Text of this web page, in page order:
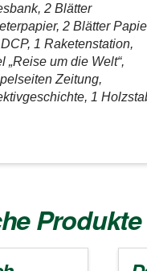
2 Blätter
2 Blätter
1 Raketenstation,
„Reise um die Welt“,
Zeitung,
1
Produkte